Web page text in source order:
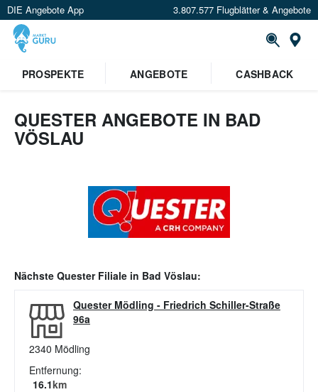
DIE Angebote App 3.807.577 Flugblätter & Angebote
PROSPEKTE
ANGEBOTE CASHBACK
QUESTER ANGEBOTE IN BAD
VÖSLAU
Nächste QuesterFiliale in Bad Vöslau:
Quester Mödling - Friedrich Schiller-Straße
96a
2340 Mödling
Entfernung:
16.1km